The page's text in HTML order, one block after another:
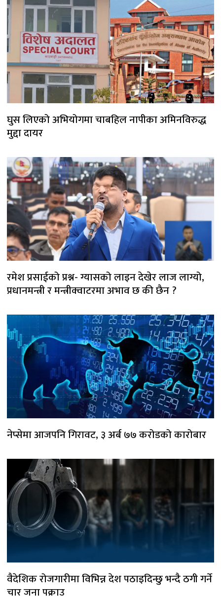
घुस लिएको अभियोगमा चाबहिल नापीका अमिनविरुद्ध
मुद्दा दायर
रमेश प्रसाईको प्रश्न- ग्यासको लाइन देखेर लाज लाग्यो,
प्रधानमन्त्री र मन्त्रीक्वाटरमा अभाव छ की छैन ?
नेप्सेमा आजपनि गिरावट, ३ अर्ब ७७ करोडको कारोबार
वैदेशिक रोजगारीमा विभिन्न देश पठाइदिन्छु भन्दै ठगी गर्ने
चार जना पक्राउ